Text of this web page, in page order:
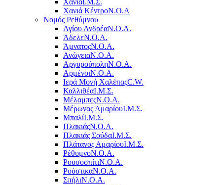
ΧανιάΙ.Μ.Σ.
Χανιά ΚέντροN.O.A
Νομός Ρεθύμνου
Αγίου ΑνδρέαΝ.Ο.Α.
ΆδελεΝ.Ο.Α.
ΆμνατοςΝ.Ο.Α.
ΑνώγειαΝ.Ο.Α.
ΑργυρούποληΝ.Ο.Α.
ΑρμένοιΝ.Ο.Α.
Ιερά Μονή ΧαλέπαςC.W.
ΚαλλιθέαΙ.Μ.Σ.
ΜέλαμπεςΝ.Ο.Α.
Μέρωνας ΑμαρίουΙ.Μ.Σ.
ΜπαλίΙ.Μ.Σ.
ΠλακιάςΝ.Ο.Α.
Πλακιάς ΣούδαΙ.Μ.Σ.
Πλάτανος ΑμαρίουΙ.Μ.Σ.
ΡέθυμνοΝ.Ο.Α.
ΡουσοσπίτιΝ.Ο.Α.
ΡούστικαΝ.Ο.Α.
ΣπήλιΝ.Ο.Α.